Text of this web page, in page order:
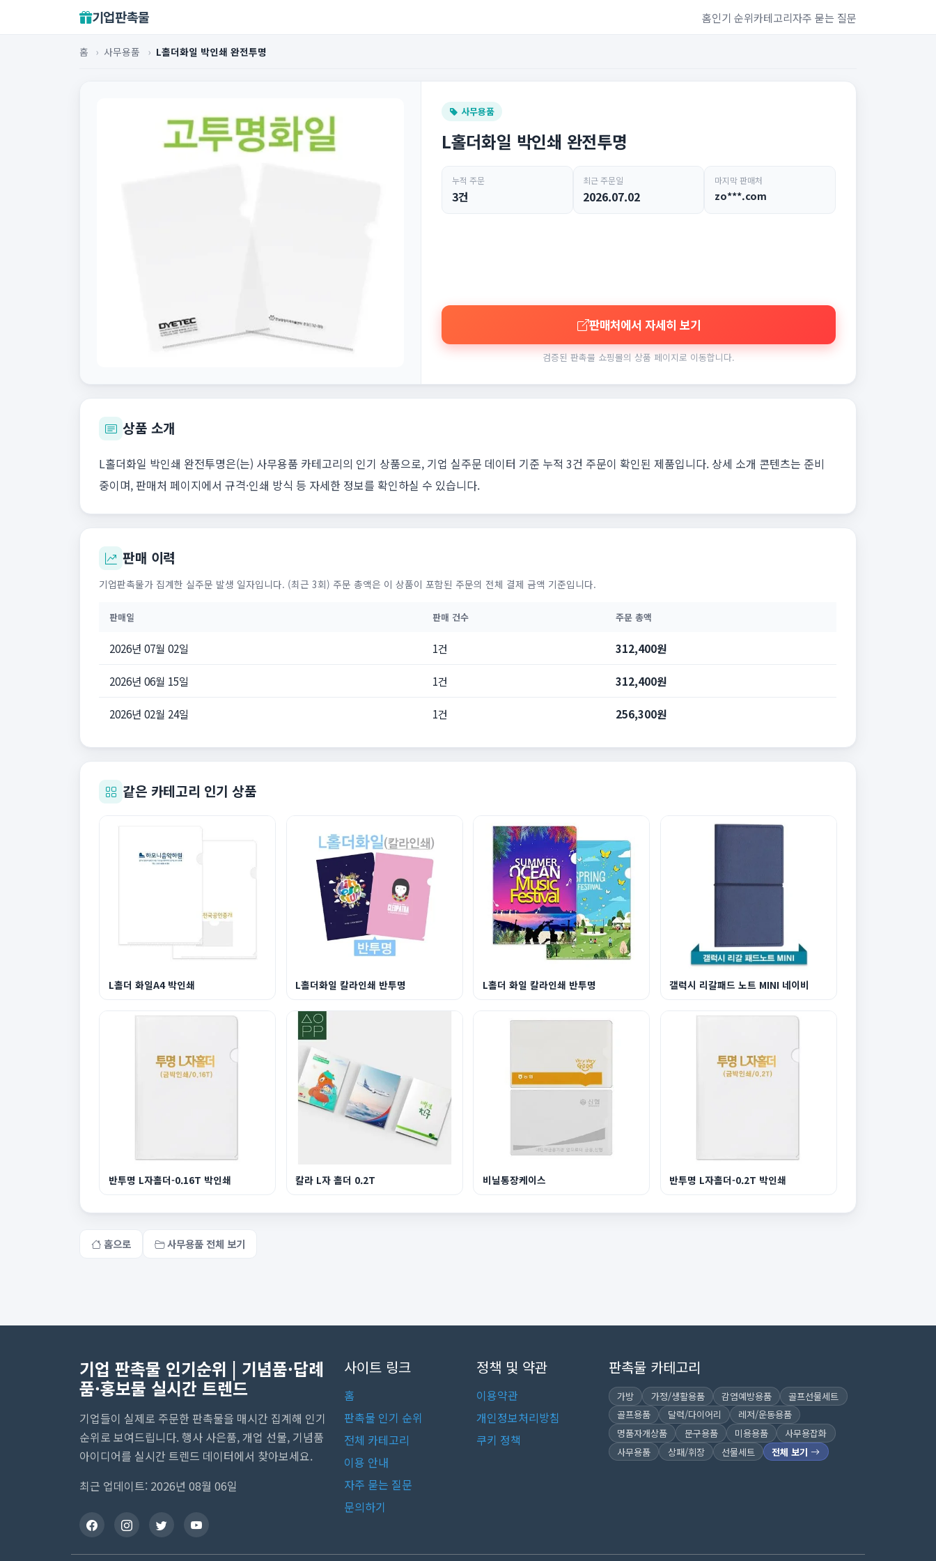
기업판촉물 홈인기 순위카테고리자주 묻는 질문
홈 › 사무용품 › L홀더화일 박인쇄 완전투명
사무용품
L홀더화일 박인쇄 완전투명
누적 주문
3건
최근 주문일
2026.07.02
마지막 판매처
zo***.com
판매처에서 자세히 보기
검증된 판촉물 쇼핑몰의 상품 페이지로 이동합니다.
상품 소개
L홀더화일 박인쇄 완전투명은(는) 사무용품 카테고리의 인기 상품으로, 기업 실주문 데이터 기준 누적 3건 주문이 확인된 제품입니다. 상세 소개 콘텐츠는 준비
중이며, 판매처 페이지에서 규격·인쇄 방식 등 자세한 정보를 확인하실 수 있습니다.
판매 이력
기업판촉물가 집계한 실주문 발생 일자입니다. (최근 3회) 주문 총액은 이 상품이 포함된 주문의 전체 결제 금액 기준입니다.
판매일 판매 건수 주문 총액
2026년 07월 02일 1건 312,400원
2026년 06월 15일 1건 312,400원
2026년 02월 24일 1건 256,300원
같은 카테고리 인기 상품
L홀더 화일A4 박인쇄 L홀더화일 칼라인쇄 반투명 L홀더 화일 칼라인쇄 반투명 갤럭시 리갈패드 노트 MINI 네이비
반투명 L자홀더-0.16T 박인쇄 칼라 L자 홀더 0.2T 비닐통장케이스 반투명 L자홀더-0.2T 박인쇄
홈으로 사무용품 전체 보기
기업 판촉물 인기순위 | 기념품·답례
품·홍보물 실시간 트렌드
기업들이 실제로 주문한 판촉물을 매시간 집계해 인기
순위로 보여드립니다. 행사 사은품, 개업 선물, 기념품
아이디어를 실시간 트렌드 데이터에서 찾아보세요.
최근 업데이트: 2026년 08월 06일
사이트 링크
홈
판촉물 인기 순위
전체 카테고리
이용 안내
자주 묻는 질문
문의하기
정책 및 약관
이용약관
개인정보처리방침
쿠키 정책
판촉물 카테고리
가방 가정/생활용품 감염예방용품
골프선물세트
골프용품
달력/다이어리
레저/운동용품
명품자개상품
문구용품 미용용품
사무용잡화
사무용품
상패/휘장 선물세트 전체 보기